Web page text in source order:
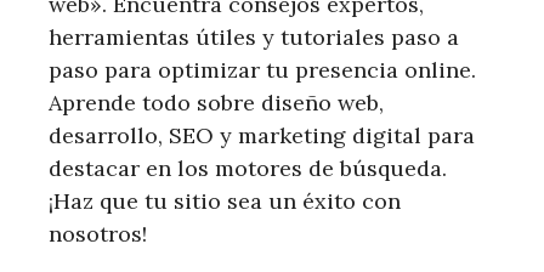
herramientas útiles y tutoriales paso a
paso para optimizar tu presencia online.
Aprende todo sobre diseño web,
desarrollo, SEO y marketing digital para
destacar en los motores de búsqueda.
¡Haz que tu sitio sea un éxito con
nosotros!